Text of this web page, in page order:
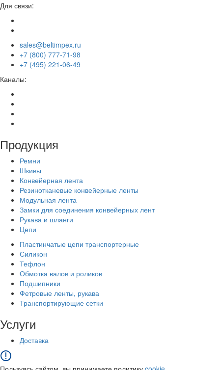
Для связи:
sales@beltimpex.ru
+7 (800) 777-71-98
+7 (495) 221-06-49
Каналы:
Продукция
Ремни
Шкивы
Конвейерная лента
Резинотканевые конвейерные ленты
Модульная лента
Замки для соединения конвейерных лент
Рукава и шланги
Цепи
Пластинчатые цепи транспортерные
Силикон
Тефлон
Обмотка валов и роликов
Подшипники
Фетровые ленты, рукава
Транспортирующие сетки
Услуги
Доставка